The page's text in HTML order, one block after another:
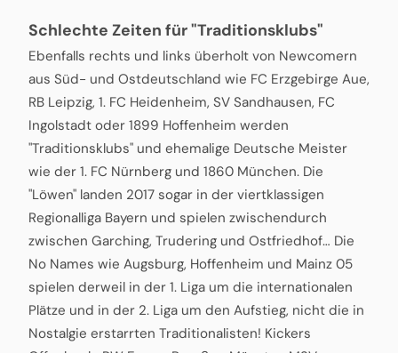
Schlechte Zeiten für "Traditionsklubs"
Ebenfalls rechts und links überholt von Newcomern
aus Süd- und Ostdeutschland wie FC Erzgebirge Aue,
RB Leipzig, 1. FC Heidenheim, SV Sandhausen, FC
Ingolstadt oder 1899 Hoffenheim werden
"Traditionsklubs" und ehemalige Deutsche Meister
wie der 1. FC Nürnberg und 1860 München. Die
"Löwen" landen 2017 sogar in der viertklassigen
Regionalliga Bayern und spielen zwischendurch
zwischen Garching, Trudering und Ostfriedhof… Die
No Names wie Augsburg, Hoffenheim und Mainz 05
spielen derweil in der 1. Liga um die internationalen
Plätze und in der 2. Liga um den Aufstieg, nicht die in
Nostalgie erstarrten Traditionalisten! Kickers